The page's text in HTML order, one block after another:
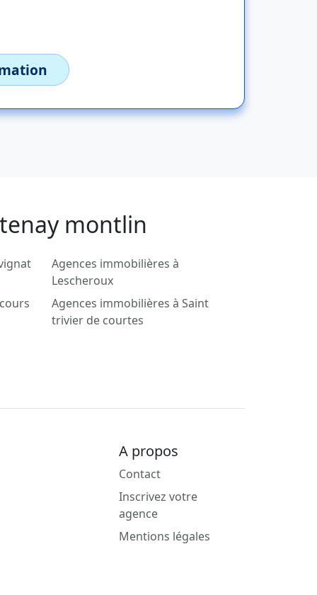
montlin
Agences immobilières à
Lescheroux
Agences immobilières à Saint
trivier de courtes
A propos
Contact
Inscrivez votre
agence
Mentions légales